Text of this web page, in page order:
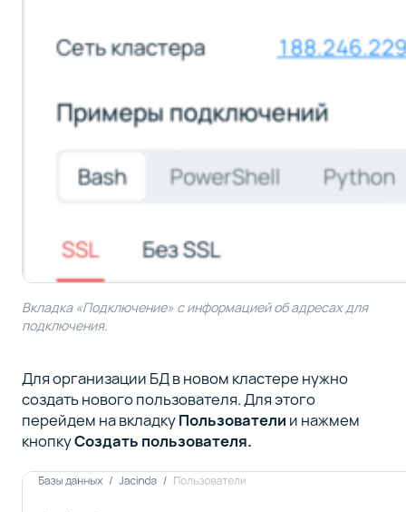
Вкладка «Подключение» с информацией об адресах для
подключения.
Для организации БД в новом кластере нужно
создать нового пользователя. Для этого
перейдем на вкладкуПользователи и нажмем
кнопкуСоздать пользователя.